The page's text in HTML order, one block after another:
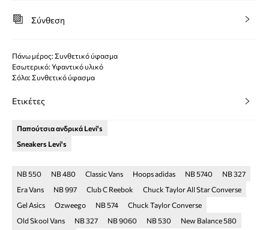
Σύνθεση
Πάνω μέρος: Συνθετικό ύφασμα
Εσωτερικό: Υφαντικό υλικό
Σόλα: Συνθετικό ύφασμα
Ετικέτες
Παπούτσια ανδρικά Levi's
Sneakers Levi's
NB 550 NB 480 Classic Vans Hoops adidas NB 5740
NB 327
Era Vans
NB 997 Club C Reebok
Chuck Taylor All Star Converse
Gel Asics
Ozweego NB 574
Chuck Taylor Converse
Old Skool Vans
NB 327 NB 9060 NB 530
New Balance 580